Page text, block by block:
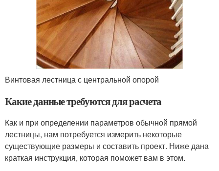
Винтовая лестница с центральной опорой
Какие данные требуются для расчета
Как и при определении параметров обычной прямой
лестницы, нам потребуется измерить некоторые
существующие размеры и составить проект. Ниже дана
краткая инструкция, которая поможет вам в этом.